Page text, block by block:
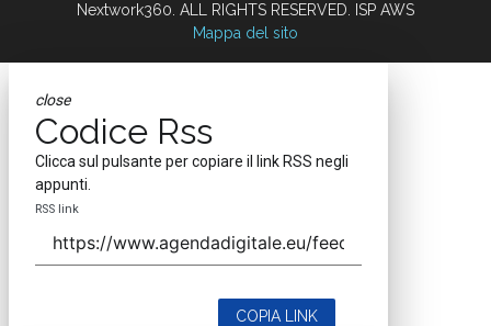
Nextwork360. ALL RIGHTS RESERVED. ISP AWS
Mappa del sito
close
Codice Rss
Clicca sul pulsante per copiare il link RSS negli
appunti.
RSS link
COPIA LINK